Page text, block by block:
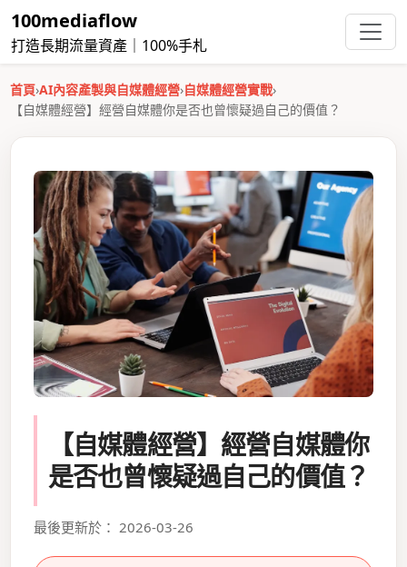
100mediaflow
打造長期流量資產｜100%手札
首頁›AI內容產製與自媒體經營›自媒體經營實戰›
【自媒體經營】經營自媒體你是否也曾懷疑過自己的價值？
【自媒體經營】經營自媒體你
是否也曾懷疑過自己的價值？
最後更新於： 2026-03-26